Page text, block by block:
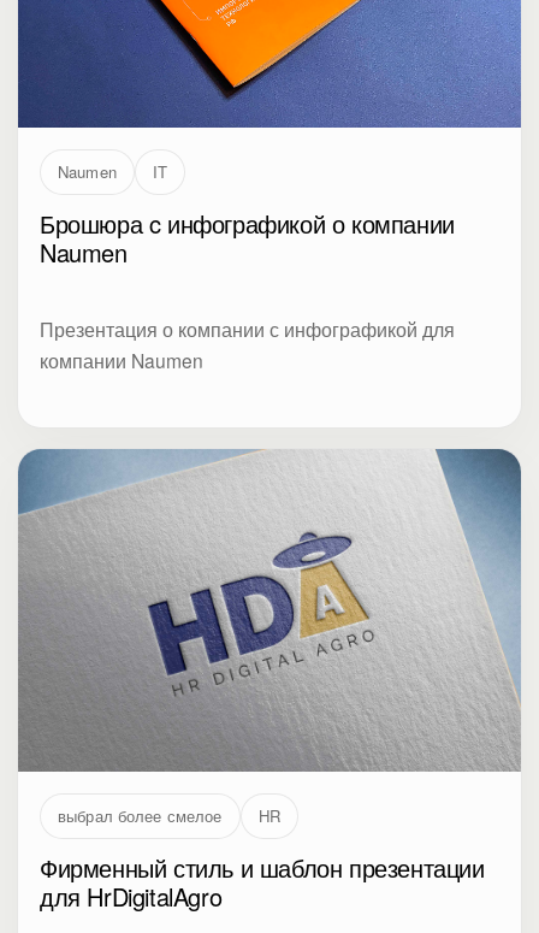
Naumen IT
Брошюра c инфографикой о компании
Naumen
Презентация о компании с инфографикой для
компании Naumen
выбрал более смелое HR
Фирменный стиль и шаблон презентации
для HrDigitalAgro